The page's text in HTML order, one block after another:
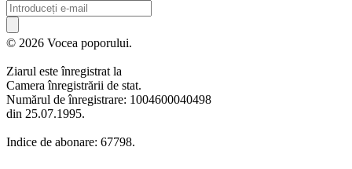
© 2026 Vocea poporului.
Ziarul este înregistrat la
Camera înregistrării de stat.
Numărul de înregistrare: 1004600040498
din 25.07.1995.
Indice de abonare: 67798.